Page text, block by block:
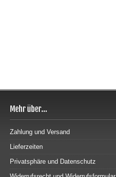
Mehr über...
Zahlung und Versand
Lieferzeiten
Privatsphäre und Datenschutz